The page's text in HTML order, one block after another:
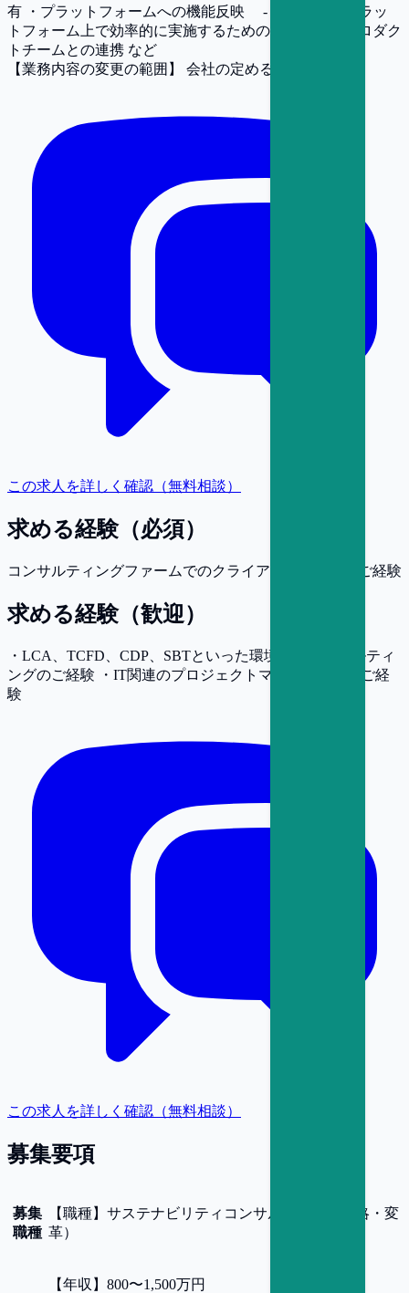
有 ・プラットフォームへの機能反映 - 上記業務をプラッ
トフォーム上で効率的に実施するための機能提案とプロダク
トチームとの連携 など
【業務内容の変更の範囲】
会社の定める業務
この求人を詳しく確認（無料相談）
求める経験（必須）
コンサルティングファームでのクライアントワークのご経験
求める経験（歓迎）
・LCA、TCFD、CDP、SBTといった環境分野コンサルティ
ングのご経験 ・IT関連のプロジェクトマネジメントのご経
験
この求人を詳しく確認（無料相談）
募集要項
募集
職種
【職種】 サステナビリティコンサルタント（戦略・変
革）
【年収 】 800〜1,500万円